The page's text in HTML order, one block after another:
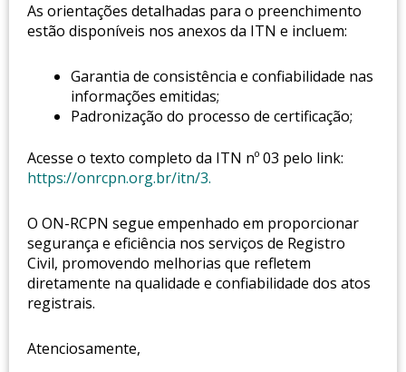
As orientações detalhadas para o preenchimento
estão disponíveis nos anexos da ITN e incluem:
Garantia de consistência e confiabilidade nas
informações emitidas;
Padronização do processo de certificação;
Acesse o texto completo da ITN nº 03 pelo link:
https://onrcpn.org.br/itn/3.
O ON-RCPN segue empenhado em proporcionar
segurança e eficiência nos serviços de Registro
Civil, promovendo melhorias que refletem
diretamente na qualidade e confiabilidade dos atos
registrais.
Atenciosamente,